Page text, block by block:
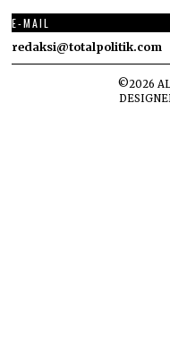
E-MAIL
redaksi@totalpolitik.com
©2026